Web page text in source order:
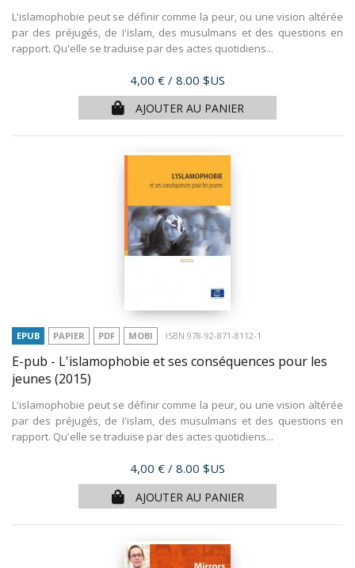
L'islamophobie peut se définir comme la peur, ou une vision altérée
par des préjugés, de I'islam, des musulmans et des questions en
rapport. Qu'elle se traduise par des actes quotidiens...
Prix
4,00 € / 8.00 $US
AJOUTER AU PANIER
EPUB PAPIER PDF MOBI ISBN 978-92-871-8112-1
E-pub - L'islamophobie et ses conséquences pour les
jeunes (2015)
L'islamophobie peut se définir comme la peur, ou une vision altérée
par des préjugés, de I'islam, des musulmans et des questions en
rapport. Qu'elle se traduise par des actes quotidiens...
Prix
4,00 € / 8.00 $US
AJOUTER AU PANIER